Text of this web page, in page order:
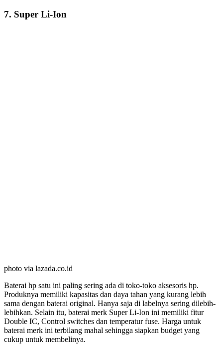
7. Super Li-Ion
photo via lazada.co.id
Baterai hp satu ini paling sering ada di toko-toko aksesoris hp.
Produknya memiliki kapasitas dan daya tahan yang kurang lebih
sama dengan baterai original. Hanya saja di labelnya sering dilebih-
lebihkan. Selain itu, baterai merk Super Li-Ion ini memiliki fitur
Double IC, Control switches dan temperatur fuse. Harga untuk
baterai merk ini terbilang mahal sehingga siapkan budget yang
cukup untuk membelinya.